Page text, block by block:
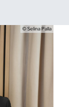
© Selina Palla